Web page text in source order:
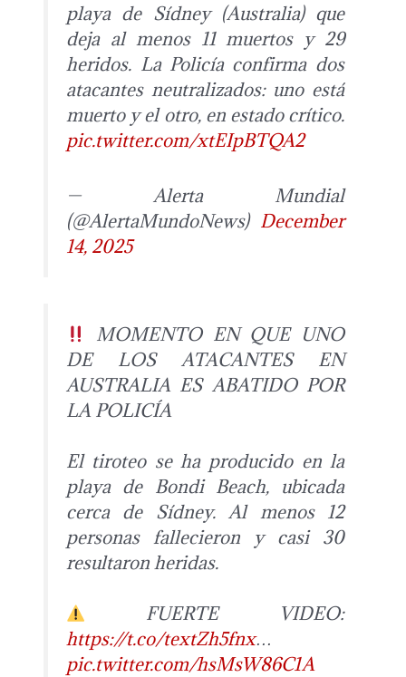
playa de Sídney (Australia) que
deja al menos 11 muertos y 29
heridos. La Policía confirma dos
atacantes neutralizados: uno está
muerto y el otro, en estado crítico.
pic.twitter.com/xtEIpBTQA2
— Alerta Mundial
(@AlertaMundoNews) December
14, 2025
MOMENTO EN QUE UNO
DE LOS ATACANTES EN
AUSTRALIA ES ABATIDO POR
LA POLICÍA
El tiroteo se ha producido en la
playa de Bondi Beach, ubicada
cerca de Sídney. Al menos 12
personas fallecieron y casi 30
resultaron heridas.
FUERTE VIDEO:
https://t.co/textZh5fnx…
pic.twitter.com/hsMsW86C1A